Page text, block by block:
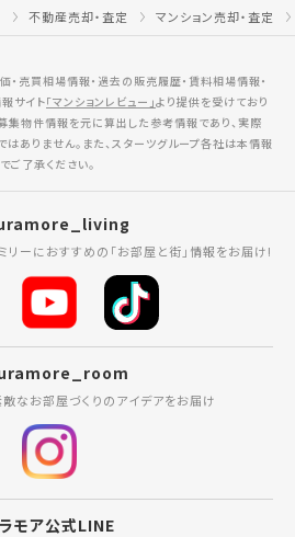
不動産売却・査定 マンション売却・査定
・売買相場情報・過去の販売履歴・賃料相場情報・
サイト「マンションレビュー」より提供を受けており
集物件情報を元に算出した参考情報であり、実際
ありません。また、スターツグループ各社は本情報
了承ください。
リーにおすすめの「お部屋と街」情報をお届け!
敵なお部屋づくりのアイデアをお届け
モア公式LINE